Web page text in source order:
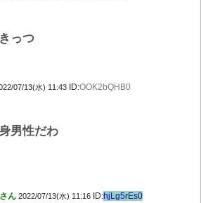
っつ
07/13(水) 11:43 ID:OOK2bQHB0
男性だわ
ん 2022/07/13(水) 11:16 ID:hjLg5rEs0